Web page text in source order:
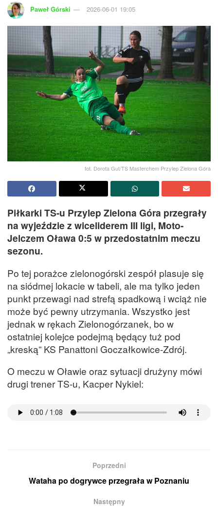
Paweł Górski 2026-06-01 19:05
fot. Dorota Gut/TS Masterchem Przylep Zielona Góra
Piłkarki TS-u Przylep Zielona Góra przegrały
na wyjeździe z wiceliderem III ligi, Moto-
Jelczem Oława 0:5 w przedostatnim meczu
sezonu.
Po tej porażce zielonogórski zespół plasuje się
na siódmej lokacie w tabeli, ale ma tylko jeden
punkt przewagi nad strefą spadkową i wciąż nie
może być pewny utrzymania. Wszystko jest
jednak w rękach Zielonogórzanek, bo w
ostatniej kolejce podejmą będący tuż pod
„kreską” KS Panattoni Goczałkowice-Zdrój.
O meczu w Oławie oraz sytuacji drużyny mówi
drugi trener TS-u, Kacper Nykiel:
Poprzedni
Wataha po dogrywce przegrała w Poznaniu
Następny